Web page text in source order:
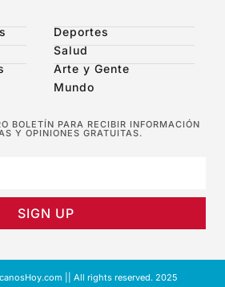
Deportes
Salud
Arte y Gente
Mundo
BOLETÍN PARA RECIBIR INFORMACIÓN
Y OPINIONES GRATUITAS.
SIGN UP
|| All rights reserved. 2025